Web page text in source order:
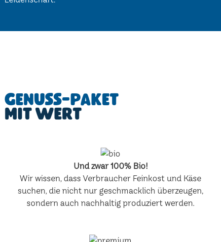
Genuss-Paket
mit Wert
Und zwar 100% Bio!
Wir wissen, dass Verbraucher Feinkost und Käse
suchen, die nicht nur geschmacklich überzeugen,
sondern auch nachhaltig produziert werden.